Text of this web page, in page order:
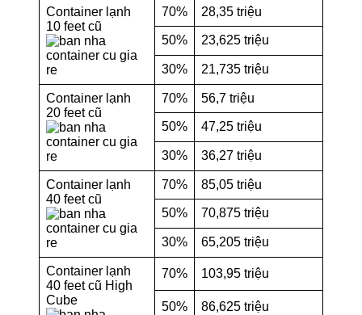
Container lạnh
10 feet cũ
70% 28,35 triệu
50% 23,625 triệu
30% 21,735 triệu
Container lạnh
20 feet cũ
70% 56,7 triệu
50% 47,25 triệu
30% 36,27 triệu
Container lạnh
40 feet cũ
70% 85,05 triệu
50% 70,875 triệu
30% 65,205 triệu
Container lạnh
40 feet cũ High
Cube
70% 103,95 triệu
50% 86,625 triệu